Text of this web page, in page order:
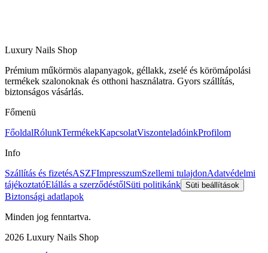
Luxury Nails Shop
Prémium műkörmös alapanyagok, géllakk, zselé és körömápolási
termékek szalonoknak és otthoni használatra. Gyors szállítás,
biztonságos vásárlás.
Főmenü
FőoldalRólunkTermékekKapcsolatViszonteladóinkProfilom
Info
Szállítás és fizetésASZFImpresszumSzellemi tulajdonAdatvédelmi
tájékoztatóElállás a szerződéstőlSüti politikánk Süti beállítások
Biztonsági adatlapok
Minden jog fenntartva.
2026 Luxury Nails Shop